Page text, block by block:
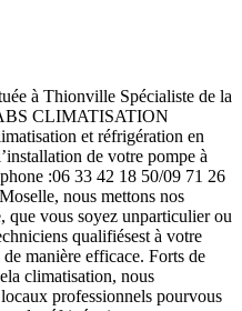
à Thionville Spécialiste de la
CLIMATISATION
et réfrigération en
de votre pompe à
:06 33 42 18 50/09 71 26
nous mettons nos
que vous soyez unparticulier ou
qualifiésest à votre
manière efficace. Forts de
climatisation, nous
professionnels pourvous